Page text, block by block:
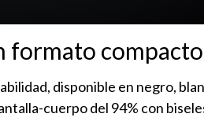
formato compacto
disponible en negro,
cuerpo del 94% con